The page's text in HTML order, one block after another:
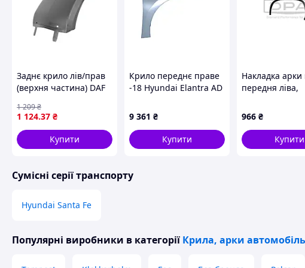
Заднє крило лів/прав
(верхня частина) DAF
01.97- PACOL DAF-RM-
001H
1 124.37 ₴
1 209₴
Купити
Крило переднє праве
-18 Hyundai Elantra AD
9 361 ₴
Купити
Накладка арки
передня ліва,
966 ₴
Купити
Сумісні серії транспорту
Hyundai Santa Fe
Популярні виробники в категорії Крила, арки